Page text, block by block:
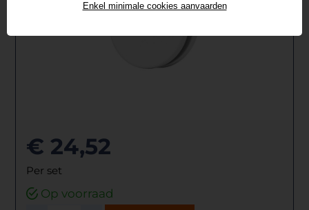
Enkel minimale cookies aanvaarden
€ 24,52
Per set
Op voorraad